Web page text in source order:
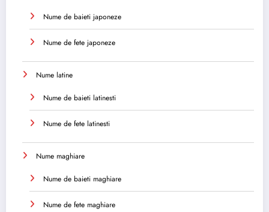
Nume de baieti japoneze
Nume de fete japoneze
Nume latine
Nume de baieti latinesti
Nume de fete latinesti
Nume maghiare
Nume de baieti maghiare
Nume de fete maghiare